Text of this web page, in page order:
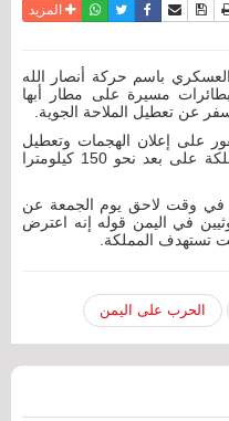
نسخة للطباعة
حفظ الموضوع
أرسل الى صديق
فيسبوكتويترواتسابالمزيد
باسم حركة أنصار الله
مسيرة على مطار أبها
عن تعطيل الملاحة الجوية.
على إعلان الهجمات وتعطيل
الملاحة بالمطار الواقع في جنوب المملكة على بعد نحو 150 كيلومترا
في وقت لاحق يوم الجمعة عن
في اليمن قوله إنه اعترض
تستهدف المملكة.
الحرب على اليمن